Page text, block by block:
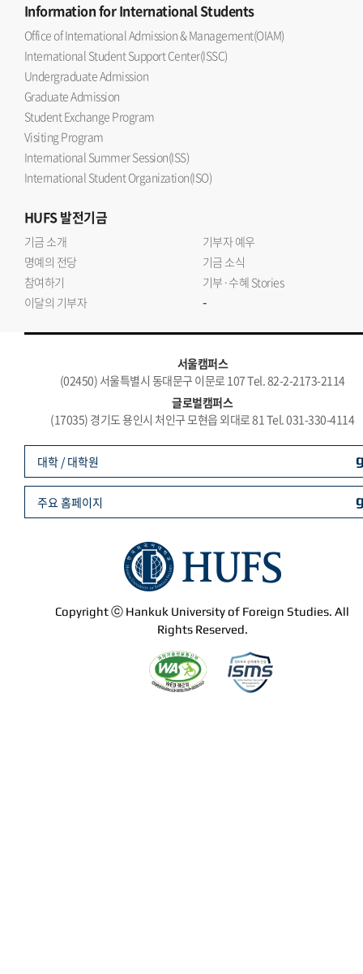
Informationfor International Students
Office of International Admission & Management(OIAM)
International Student Support Center(ISSC)
Undergraduate Admission
Graduate Admission
Student Exchange Program
Visiting Program
International Summer Session(ISS)
International Student Organization(ISO)
HUFS발전기금
기금 소개
기부자 예우
명예의 전당
기금 소식
참여하기
기부·수혜 Stories
이달의 기부자
-
서울캠퍼스
(02450) 서울특별시 동대문구 이문로 107 Tel. 82-2-2173-2114
글로벌캠퍼스
(17035) 경기도 용인시 처인구 모현읍 외대로 81 Tel. 031-330-4114
Copyright ⓒ Hankuk University of Foreign Studies. All
Rights Reserved.
대학 / 대학원
주요 홈페이지